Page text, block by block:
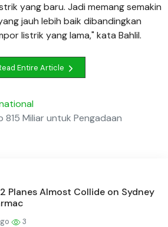
yang baru. Jadi memang semakin
jauh lebih baik dibandingkan
listrik yang lama," kata Bahlil.
Entire Article
815 Miliar untuk Pengadaan
Planes Almost Collide on Sydney
3